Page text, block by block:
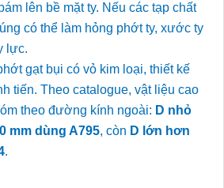
lên bề mặt ty. Nếu các tạp chất
có thể làm hỏng phớt ty, xước ty
lực.
gạt bụi có vỏ kim loại, thiết kế
tiến. Theo catalogue, vật liệu cao
theo đường kính ngoài: D nhỏ
mm dùng A795, còn D lớn hơn
.